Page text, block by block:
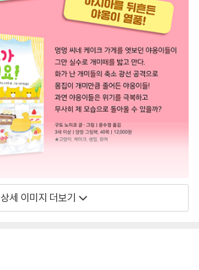
상세 이미지 더보기